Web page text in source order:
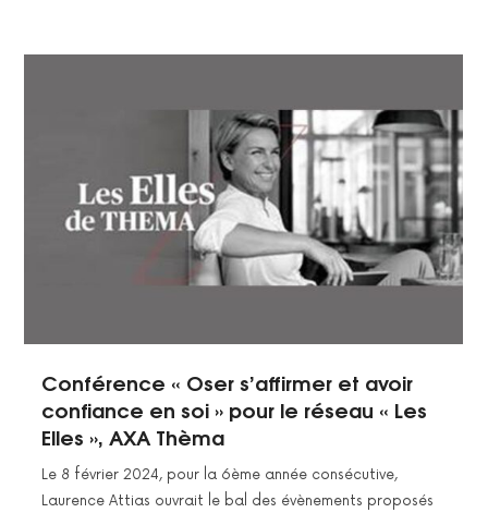
Conférence « Oser s’affirmer et avoir
confiance en soi » pour le réseau « Les
Elles », AXA Thèma
Le 8 février 2024, pour la 6ème année consécutive,
Laurence Attias ouvrait le bal des évènements proposés